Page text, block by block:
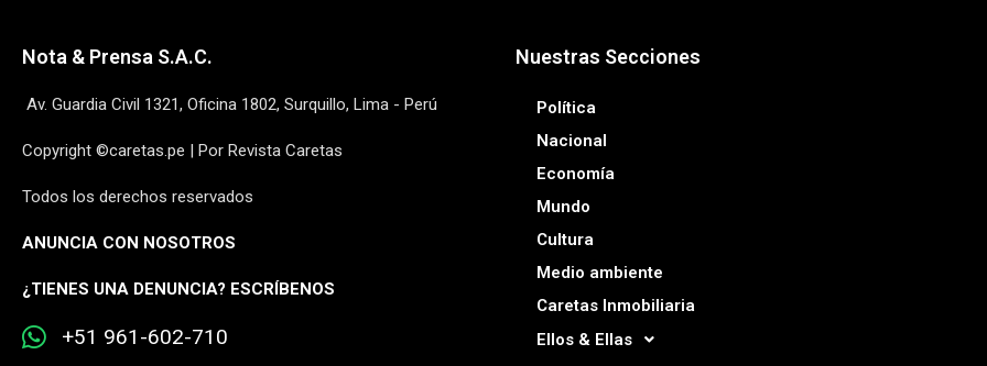
Nota & Prensa S.A.C.
Av. Guardia Civil 1321, Oficina 1802, Surquillo, Lima - Perú
Copyright ©caretas.pe | Por Revista Caretas
Todos los derechos reservados
ANUNCIA CON NOSOTROS
¿TIENES UNA DENUNCIA? ESCRÍBENOS
+51 961-602-710
Nuestras Secciones
Política
Nacional
Economía
Mundo
Cultura
Medio ambiente
Caretas Inmobiliaria
Ellos & Ellas